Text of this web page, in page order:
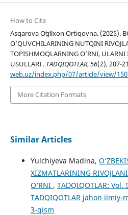
How to Cite
Asqarova Oʻgʻilxon Ortiqovna. (2025).
O’QUVCHILARINING NUTQINI
TOPISHMOQLARNING O’RNI, ULARNI
USULLARI . TADQIQOTLAR,56(2), 207-
web.uz/index.php/07/article/view/
More Citation Formats
Similar Articles
Yulchiyeva Madina,
XIZMATLARINING
O‘RNI , TADQIQOTLAR: Vol.
TADQIQOTLAR jahon
3-qism